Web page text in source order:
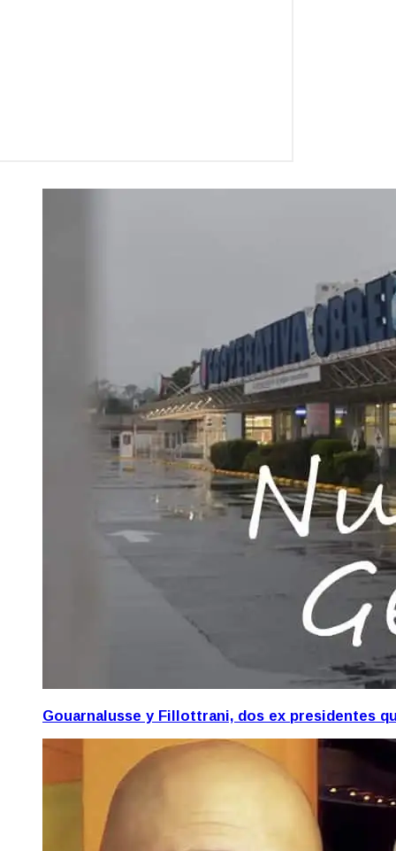
Gouarnalusse y Fillottrani, dos ex presidentes